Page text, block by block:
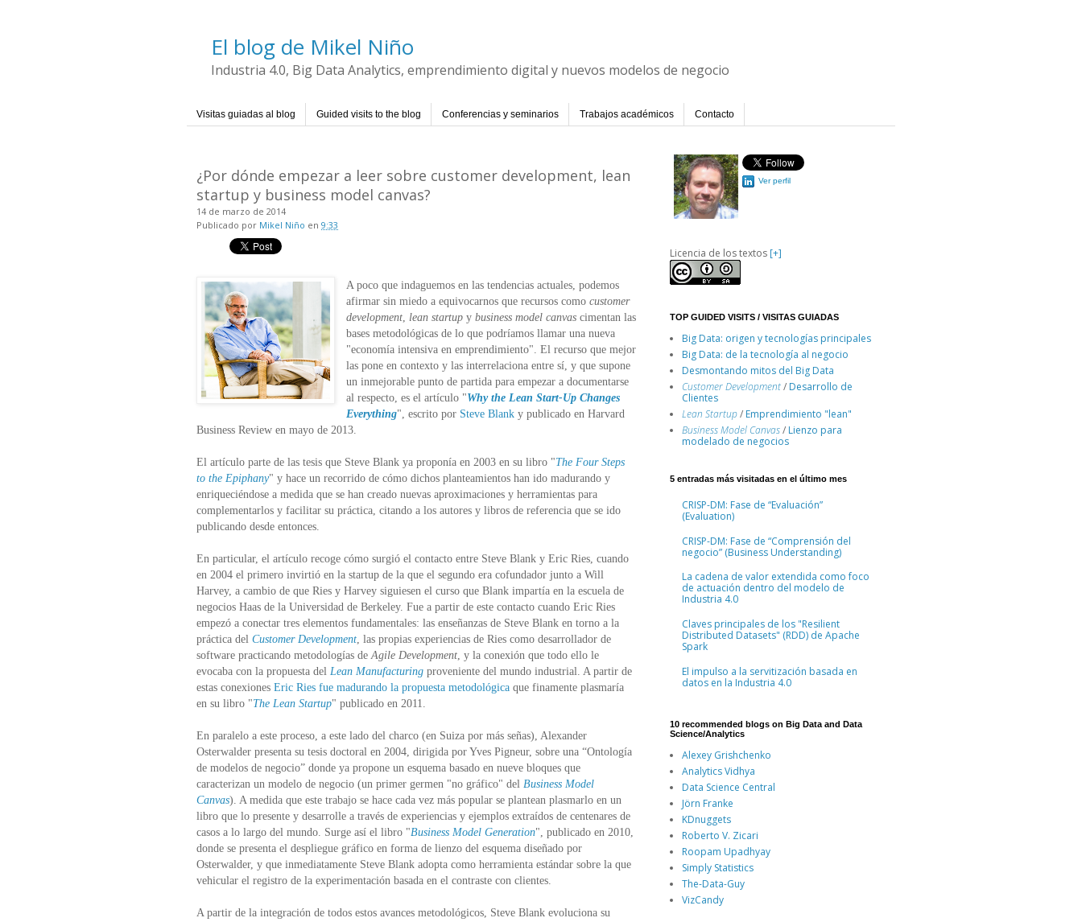
El blog de Mikel Niño
Industria 4.0, Big Data Analytics, emprendimiento digital y nuevos modelos de negocio
Visitas guiadas al blog Guided visits to the blog Conferencias y seminarios Trabajos académicos Contacto
¿Por dónde empezar a leer sobre customer development, lean
startup y business model canvas?
14 de marzo de 2014
Publicado por Mikel Niño en 9:33
A poco que indaguemos en las tendencias actuales, podemos
afirmar sin miedo a equivocarnos que recursos como customer
development, lean startup y business model canvas cimentan las
bases metodológicas de lo que podríamos llamar una nueva
"economía intensiva en emprendimiento". El recurso que mejor
las pone en contexto y las interrelaciona entre sí, y que supone
un inmejorable punto de partida para empezar a documentarse
al respecto, es el artículo "Why the Lean Start-Up Changes
Everything", escrito por Steve Blank y publicado en Harvard
Business Review en mayo de 2013.
El artículo parte de las tesis que Steve Blank ya proponía en 2003 en su libro "The Four Steps
to the Epiphany" y hace un recorrido de cómo dichos planteamientos han ido madurando y
enriqueciéndose a medida que se han creado nuevas aproximaciones y herramientas para
complementarlos y facilitar su práctica, citando a los autores y libros de referencia que se ido
publicando desde entonces.
En particular, el artículo recoge cómo surgió el contacto entre Steve Blank y Eric Ries, cuando
en 2004 el primero invirtió en la startup de la que el segundo era cofundador junto a Will
Harvey, a cambio de que Ries y Harvey siguiesen el curso que Blank impartía en la escuela de
negocios Haas de la Universidad de Berkeley. Fue a partir de este contacto cuando Eric Ries
empezó a conectar tres elementos fundamentales: las enseñanzas de Steve Blank en torno a la
práctica del Customer Development, las propias experiencias de Ries como desarrollador de
software practicando metodologías deAgile Development, y la conexión que todo ello le
evocaba con la propuesta del Lean Manufacturing proveniente del mundo industrial. A partir de
estas conexiones Eric Ries fue madurando la propuesta metodológica que finamente plasmaría
en su libro "The Lean Startup" publicado en 2011.
En paralelo a este proceso, a este lado del charco (en Suiza por más señas), Alexander
Osterwalder presenta su tesis doctoral en 2004, dirigida por Yves Pigneur, sobre una “Ontología
de modelos de negocio” donde ya propone un esquema basado en nueve bloques que
caracterizan un modelo de negocio (un primer germen "no gráfico" del Business Model
Canvas). A medida que este trabajo se hace cada vez más popular se plantean plasmarlo en un
libro que lo presente y desarrolle a través de experiencias y ejemplos extraídos de centenares de
casos a lo largo del mundo. Surge así el libro "Business Model Generation", publicado en 2010,
donde se presenta el despliegue gráfico en forma de lienzo del esquema diseñado por
Osterwalder, y que inmediatamente Steve Blank adopta como herramienta estándar sobre la que
vehicular el registro de la experimentación basada en el contraste con clientes.
A partir de la integración de todos estos avances metodológicos, Steve Blank evoluciona su
Ver perfil
Licencia de los textos [+]
TOP GUIDED VISITS / VISITAS GUIADAS
Big Data: origen y tecnologías principales
Big Data: de la tecnología al negocio
Desmontando mitos del Big Data
Customer Development/ Desarrollo de
Clientes
Lean Startup/ Emprendimiento "lean"
Business Model Canvas/ Lienzo para
modelado de negocios
5 entradas más visitadas en el último mes
CRISP-DM: Fase de “Evaluación”
(Evaluation)
CRISP-DM: Fase de “Comprensión del
negocio” (Business Understanding)
La cadena de valor extendida como foco
de actuación dentro del modelo de
Industria 4.0
Claves principales de los "Resilient
Distributed Datasets" (RDD) de Apache
Spark
El impulso a la servitización basada en
datos en la Industria 4.0
10 recommended blogs on Big Data and Data
Science/Analytics
Alexey Grishchenko
Analytics Vidhya
Data Science Central
Jörn Franke
KDnuggets
Roberto V. Zicari
Roopam Upadhyay
Simply Statistics
The-Data-Guy
VizCandy